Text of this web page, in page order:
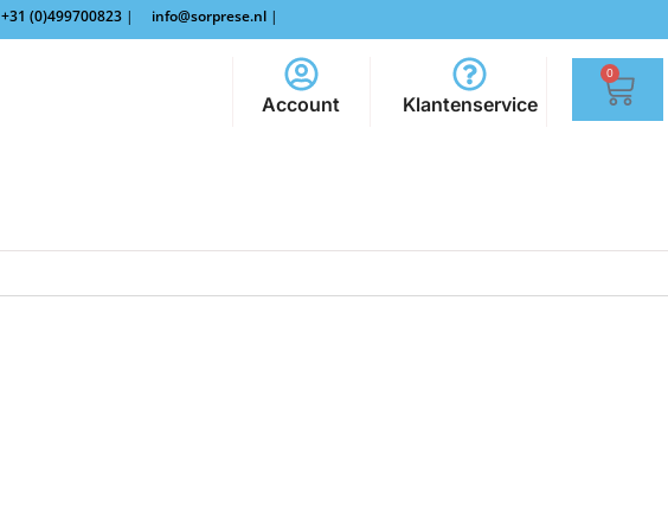
+31 (0)499700823 | info@sorprese.nl |
Account Klantenservice
0